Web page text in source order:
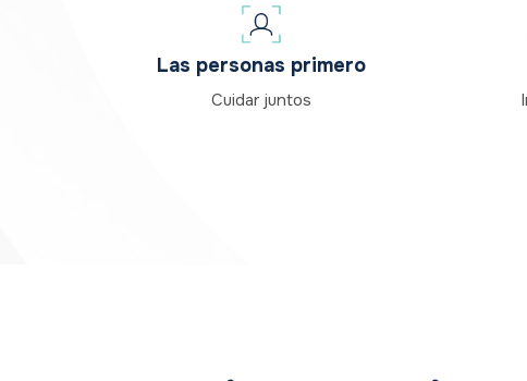
Las personas primero
Cuidar juntos